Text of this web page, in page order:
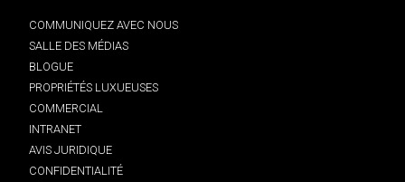
COMMUNIQUEZ AVEC NOUS
SALLE DES MÉDIAS
BLOGUE
PROPRIÉTÉS LUXUEUSES
COMMERCIAL
INTRANET
AVIS JURIDIQUE
CONFIDENTIALITÉ